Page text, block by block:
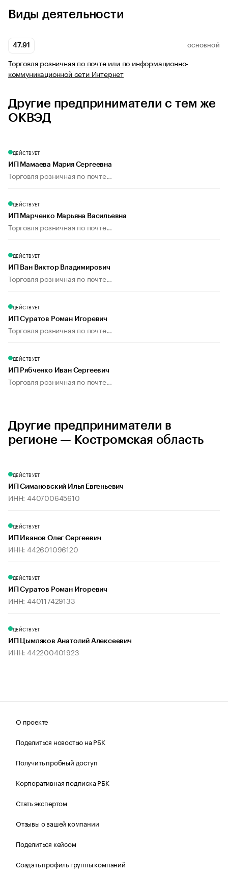
Виды деятельности
47.91 ОСНОВНОЙ
Торговля розничная по почте или по информационно-
коммуникационной сети Интернет
Другие предприниматели с тем же
ОКВЭД
ДЕЙСТВУЕТ
ИП Мамаева Мария Сергеевна
Торговля розничная по почте...
ДЕЙСТВУЕТ
ИП Марченко Марьяна Васильевна
Торговля розничная по почте...
ДЕЙСТВУЕТ
ИП Ван Виктор Владимирович
Торговля розничная по почте...
ДЕЙСТВУЕТ
ИП Суратов Роман Игоревич
Торговля розничная по почте...
ДЕЙСТВУЕТ
ИП Рябченко Иван Сергеевич
Торговля розничная по почте...
Другие предприниматели в
регионе — Костромская область
ДЕЙСТВУЕТ
ИП Симановский Илья Евгеньевич
ИНН: 440700645610
ДЕЙСТВУЕТ
ИП Иванов Олег Сергеевич
ИНН: 442601096120
ДЕЙСТВУЕТ
ИП Суратов Роман Игоревич
ИНН: 440117429133
ДЕЙСТВУЕТ
ИП Цымляков Анатолий Алексеевич
ИНН: 442200401923
О проекте
Поделиться новостью на РБК
Получить пробный доступ
Корпоративная подписка РБК
Стать экспертом
Отзывы о вашей компании
Поделиться кейсом
Создать профиль группы компаний